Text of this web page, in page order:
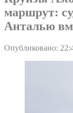
маршрут:
Анталью
Опубликовано: